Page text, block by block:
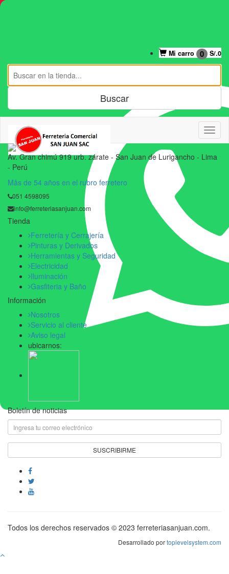
Mi carro 0 S/.0
Av. Gran chimú 919 urb. zárate - San Juan de Lurigancho - Lima
- Perú
Mås de 54 años en el rubro ferretero
051 4598095
info@ferreteriasanjuan.com
Tienda
Ferretería y Cerrajería
Pinturas y Derivados
Herramientas y Seguridad
Electricidad
Iluminación
Gasfiteria y Baño
Información
Nosotros
Servicio al cliente
Aviso legal
ubicarnos:
Boletín de noticias
Todos los derechos reservados © 2023 ferreteriasanjuan.com.
Desarrollado portoplevelsystem.com